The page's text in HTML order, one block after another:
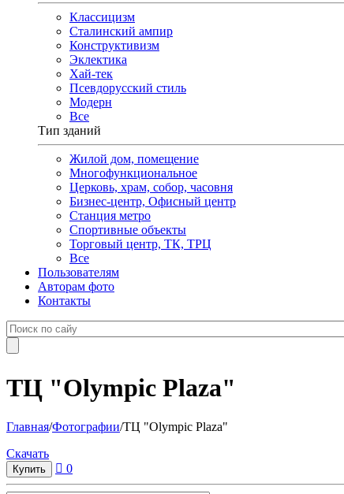
Классицизм
Сталинский ампир
Конструктивизм
Эклектика
Хай-тек
Псевдорусский стиль
Модерн
Все
Тип зданий
Жилой дом, помещение
Многофункциональное
Церковь, храм, собор, часовня
Бизнес-центр, Офисный центр
Станция метро
Спортивные объекты
Торговый центр, ТК, ТРЦ
Все
Пользователям
Авторам фото
Контакты
ТЦ "Olympic Plaza"
Главная/Фотографии/ТЦ "Olympic Plaza"
Cкачать
0